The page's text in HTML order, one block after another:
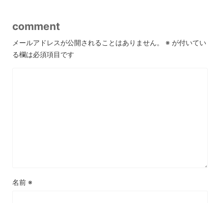
comment
メールアドレスが公開されることはありません。 ※ が付いてい
る欄は必須項目です
名前 ※